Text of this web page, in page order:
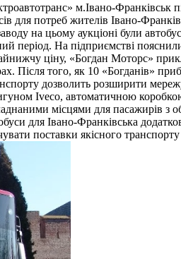
м.Івано-Франківськ
для потреб жителів Івано-
на цьому аукціоні були
період. На підприємстві
ціну, «Богдан Моторс»
того, як 10 «Богданів»
дозволить розширити
Iveco, автоматичною
місцями для
для Івано-Франківська
поставки якісного